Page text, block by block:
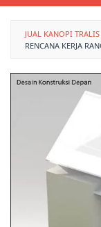
JUAL KANOPI TRALIS
RENCANA KERJA